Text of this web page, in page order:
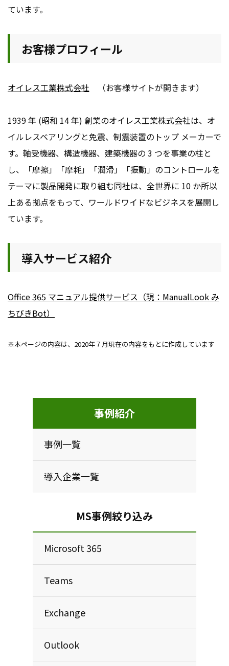
ています。
お客様プロフィール
オイレス工業株式会社 （お客様サイトが開きます）
1939 年 (昭和 14 年) 創業のオイレス工業株式会社は、オ
イルレスベアリングと免震、制震装置のトップ メーカーで
す。軸受機器、構造機器、建築機器の 3 つを事業の柱と
し、「摩擦」「摩耗」「潤滑」「振動」のコントロールを
テーマに製品開発に取り組む同社は、全世界に 10 か所以
上ある拠点をもって、ワールドワイドなビジネスを展開し
ています。
導入サービス紹介
Office 365 マニュアル提供サービス（現：ManualLook み
ちびきBot）
※本ページの内容は、2020年７月現在の内容をもとに作成しています
事例紹介
事例一覧
導入企業一覧
MS事例絞り込み
Microsoft 365
Teams
Exchange
Outlook